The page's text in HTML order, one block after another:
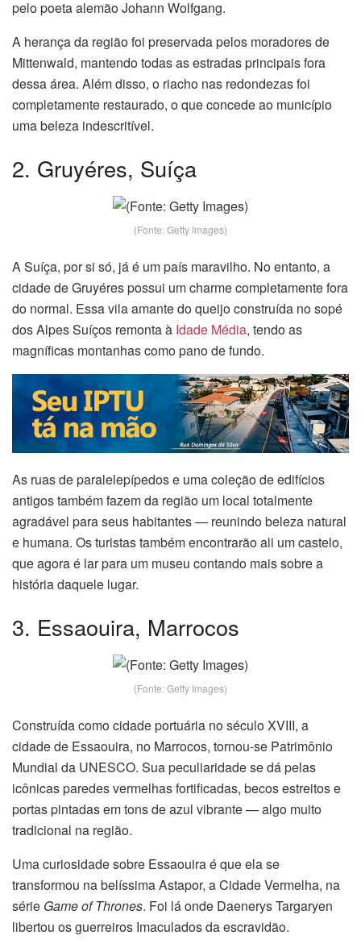
pelo poeta alemão Johann Wolfgang.
A herança da região foi preservada pelos moradores de
Mittenwald, mantendo todas as estradas principais fora
dessa área. Além disso, o riacho nas redondezas foi
completamente restaurado, o que concede ao município
uma beleza indescritível.
2. Gruyéres, Suíça
(Fonte: Getty Images)
A Suíça, por si só, já é um país maravilho. No entanto, a
cidade de Gruyéres possui um charme completamente fora
do normal. Essa vila amante do queijo construída no sopé
dos Alpes Suíços remonta à Idade Média, tendo as
magníficas montanhas como pano de fundo.
As ruas de paralelepípedos e uma coleção de edifícios
antigos também fazem da região um local totalmente
agradável para seus habitantes — reunindo beleza natural
e humana. Os turistas também encontrarão ali um castelo,
que agora é lar para um museu contando mais sobre a
história daquele lugar.
3. Essaouira, Marrocos
(Fonte: Getty Images)
Construída como cidade portuária no século XVIII, a
cidade de Essaouira, no Marrocos, tornou-se Patrimônio
Mundial da UNESCO. Sua peculiaridade se dá pelas
icônicas paredes vermelhas fortificadas, becos estreitos e
portas pintadas em tons de azul vibrante — algo muito
tradicional na região.
Uma curiosidade sobre Essaouira é que ela se
transformou na belíssima Astapor, a Cidade Vermelha, na
série Game of Thrones. Foi lá onde Daenerys Targaryen
libertou os guerreiros Imaculados da escravidão.